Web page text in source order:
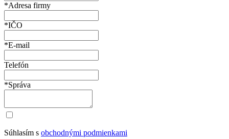
*Adresa firmy
*IČO
*E-mail
Telefón
*Správa
Súhlasím s obchodnými podmienkami